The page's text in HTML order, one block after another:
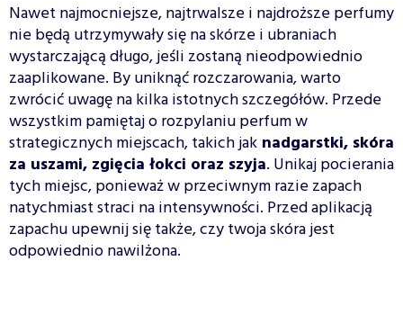
Nawet najmocniejsze, najtrwalsze i najdroższe perfumy
nie będą utrzymywały się na skórze i ubraniach
wystarczającą długo, jeśli zostaną nieodpowiednio
zaaplikowane. By uniknąć rozczarowania, warto
zwrócić uwagę na kilka istotnych szczegółów. Przede
wszystkim pamiętaj o rozpylaniu perfum w
strategicznych miejscach, takich jak nadgarstki, skóra
za uszami, zgięcia łokci oraz szyja. Unikaj pocierania
tych miejsc, ponieważ w przeciwnym razie zapach
natychmiast straci na intensywności. Przed aplikacją
zapachu upewnij się także, czy twoja skóra jest
odpowiednio nawilżona.